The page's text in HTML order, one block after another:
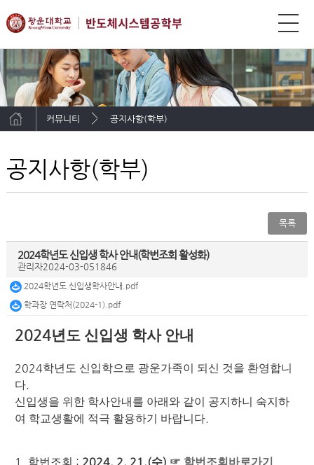
커뮤니티 공지사항(학부)
공지사항(학부)
목록
2024학년도 신입생 학사 안내(학번조회 활성화)
관리자2024-03-05 1846
2024학년도 신입생학사안내.pdf
학과장 연락처(2024-1).pdf
2024년도 신입생 학사 안내
2024학년도 신입학으로 광운가족이 되신 것을 환영합니
다.
신입생을 위한 학사안내를 아래와 같이 공지하니 숙지하
여 학교생활에 적극 활용하기 바랍니다.
1. 학번조회 : 2024. 2. 21.(수) ☞ 학번조회바로가기